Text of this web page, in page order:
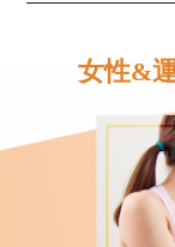
女性&